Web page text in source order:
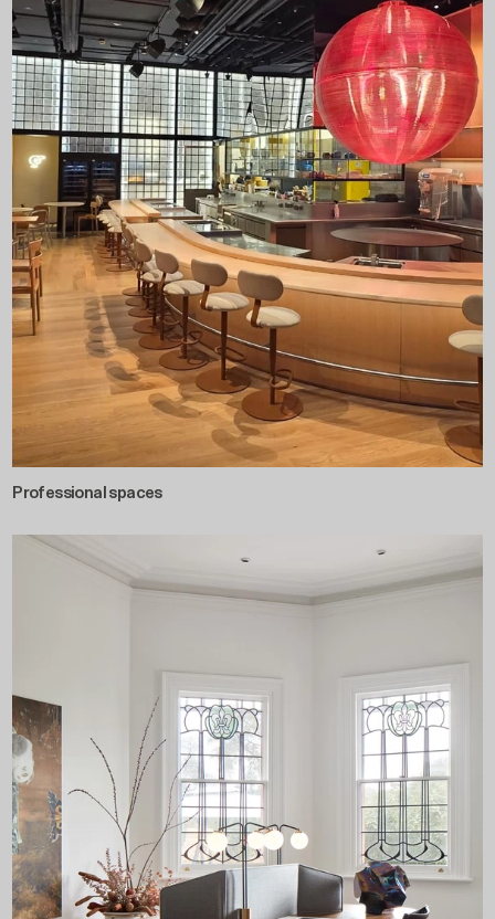
Professional spaces